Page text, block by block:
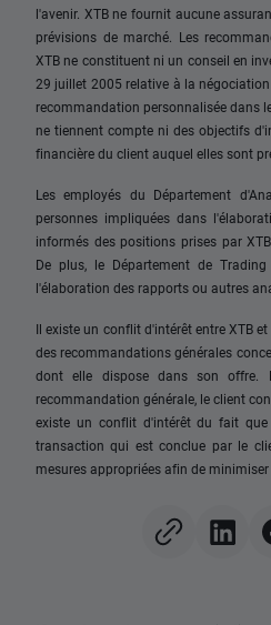
l'avenir. XTB ne fournit aucune
prévisions de marché. Les
XTB ne constituent ni un conseil en
29 juillet 2005 relative à la
recommandation personnalisée dans
ne tiennent compte ni des objectifs
financière du client auquel elles sont
Les employés du Département
personnes impliquées dans
informés des positions prises par
De plus, le Département de
l'élaboration des rapports ou autres
Il existe un conflit d'intérêt entre XTB
des recommandations générales
dont elle dispose dans son
recommandation générale, le client
existe un conflit d'intérêt du fait
transaction qui est conclue par le
mesures appropriées afin de